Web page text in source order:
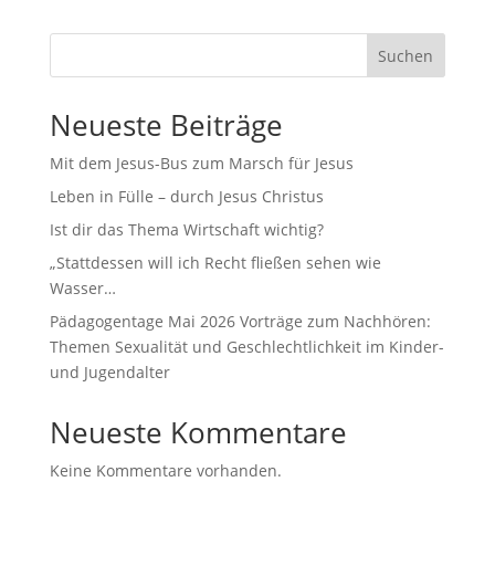
Suchen
Neueste Beiträge
Mit dem Jesus-Bus zum Marsch für Jesus
Leben in Fülle – durch Jesus Christus
Ist dir das Thema Wirtschaft wichtig?
„Stattdessen will ich Recht fließen sehen wie
Wasser…
Pädagogentage Mai 2026 Vorträge zum Nachhören:
Themen Sexualität und Geschlechtlichkeit im Kinder-
und Jugendalter
Neueste Kommentare
Keine Kommentare vorhanden.